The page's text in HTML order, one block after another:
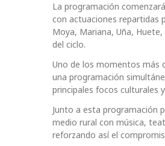
La programación
con actuaciones repartidas
Moya, Mariana, Uña,
del ciclo.
Uno de los momentos más
una programación
principales focos culturales
Junto a esta programación
medio rural con música,
reforzando así el